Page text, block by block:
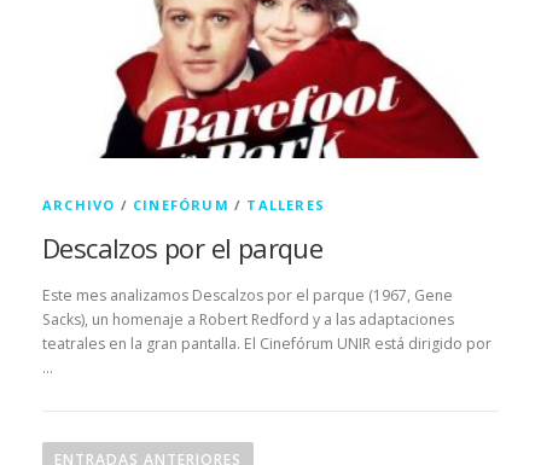
ARCHIVO / CINEFÓRUM / TALLERES
Descalzos por el parque
Este mes analizamos Descalzos por el parque (1967, Gene
Sacks), un homenaje a Robert Redford y a las adaptaciones
teatrales en la gran pantalla. El Cinefórum UNIR está dirigido por
…
aENTRADAS ANTERIORES